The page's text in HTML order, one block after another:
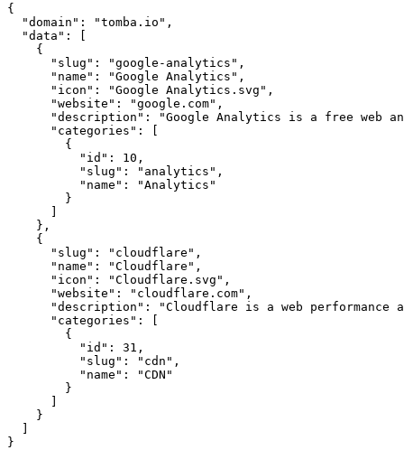
{
  "domain": "tomba.io",
  "data": [
    {
      "slug": "google-analytics",
      "name": "Google Analytics",
      "icon": "Google Analytics.svg",
      "website": "google.com",
"description": "Google Analytics is a free web
      "categories": [
        {
          "id": 10,
          "slug": "analytics",
          "name": "Analytics"
        }
      ]
    },
    {
      "slug": "cloudflare",
      "name": "Cloudflare",
      "icon": "Cloudflare.svg",
      "website": "cloudflare.com",
"description": "Cloudflare is a web performance
      "categories": [
        {
          "id": 31,
          "slug": "cdn",
          "name": "CDN"
        }
      ]
    }
  ]
}